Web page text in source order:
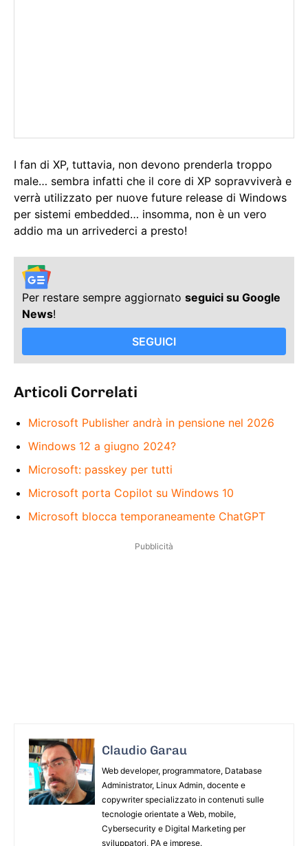
I fan di XP, tuttavia, non devono prenderla troppo
male… sembra infatti che il core di XP sopravviverà e
verrà utilizzato per nuove future release di Windows
per sistemi embedded… insomma, non è un vero
addio ma un arrivederci a presto!
Per restare sempre aggiornato seguici su Google
News!
SEGUICI
Articoli Correlati
Microsoft Publisher andrà in pensione nel 2026
Windows 12 a giugno 2024?
Microsoft: passkey per tutti
Microsoft porta Copilot su Windows 10
Microsoft blocca temporaneamente ChatGPT
Pubblicità
Claudio Garau
Web developer, programmatore, Database
Administrator, Linux Admin, docente e
copywriter specializzato in contenuti sulle
tecnologie orientate a Web, mobile,
Cybersecurity e Digital Marketing per
sviluppatori, PA e imprese.